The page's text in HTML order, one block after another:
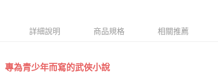
詳細說明 商品規格 相關推薦
專為青少年而寫的武俠小說